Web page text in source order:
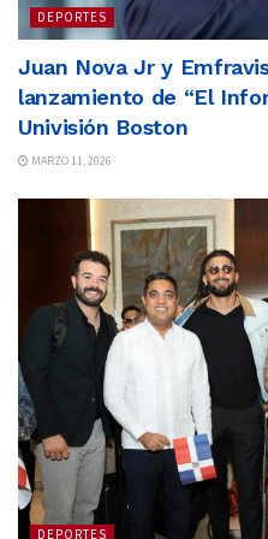
DEPORTES
Juan Nova Jr y
lanzamiento de “El
Univisión Boston
MARZO 11, 2026
DEPORTES